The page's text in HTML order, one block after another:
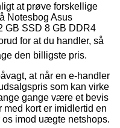
at prøve forskellige
Notesbog Asus
GB SSD 8 GB DDR4
for at du handler, så
den billigste pris.
at når en e-handler
som kan virke
gange være et bevis
kort er imidlertid en
imod uægte netshops.